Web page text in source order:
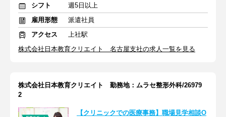
シフト
週5日以上
雇用形態
派遣社員
アクセス
上社駅
株式会社日本教育クリエイト 名古屋支社の求人一覧を見る
株式会社日本教育クリエイト 勤務地：ムラセ整形外科/26979
2
【クリニックでの医療事務】職場見学相談O